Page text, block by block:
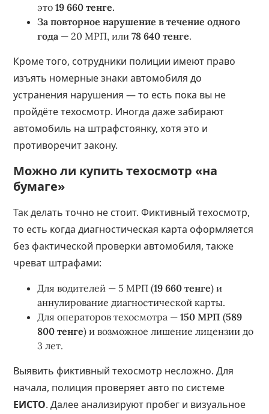
это19 660 тенге.
За повторное нарушение в течение одного
года — 20 МРП, или78 640 тенге.
Кроме того, сотрудники полиции имеют право
изъять номерные знаки автомобиля до
устранения нарушения — то есть пока вы не
пройдёте техосмотр. Иногда даже забирают
автомобиль на штрафстоянку, хотя это и
противоречит закону.
Можно ли купить техосмотр «на
бумаге»
Так делать точно не стоит. Фиктивный техосмотр,
то есть когда диагностическая карта оформляется
без фактической проверки автомобиля, также
чреват штрафами:
Для водителей — 5 МРП (19 660 тенге) и
аннулирование диагностической карты.
Для операторов техосмотра —150 МРП (589
800 тенге) и возможное лишение лицензии до
3 лет.
Выявить фиктивный техосмотр несложно. Для
начала, полиция проверяет авто по системе
ЕИСТО. Далее анализируют пробег и визуальное